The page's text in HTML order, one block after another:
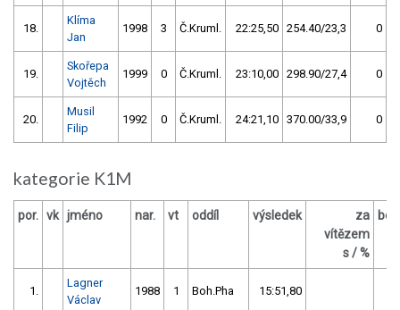
18.
Klíma
Jan
1998 3 Č.Kruml. 22:25,50 254.40/23,3 0
19.
Skořepa
Vojtěch
1999 0 Č.Kruml. 23:10,00 298.90/27,4 0
20.
Musil
Filip
1992 0 Č.Kruml. 24:21,10 370.00/33,9 0
kategorie K1M
por. vk jméno nar. vt oddíl výsledek
za
vítězem
s / %
1.
Lagner
Václav
1988 1 Boh.Pha 15:51,80